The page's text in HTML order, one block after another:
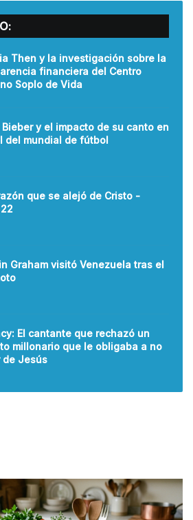
Then y la investigación sobre la
financiera del Centro
Soplo de Vida
y el impacto de su canto en
del mundial de fútbol
que se alejó de Cristo -
Graham visitó Venezuela tras el
El cantante que rechazó un
millonario que le obligaba a no
de Jesús